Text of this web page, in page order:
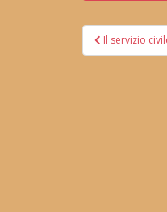
articoli
Il servizio